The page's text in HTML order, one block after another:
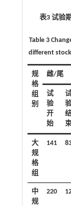
表3 试验
Table 3
different
规
格
组
别
雌/尾
试
验
开
始
大
规
格
组
141
中
规
220